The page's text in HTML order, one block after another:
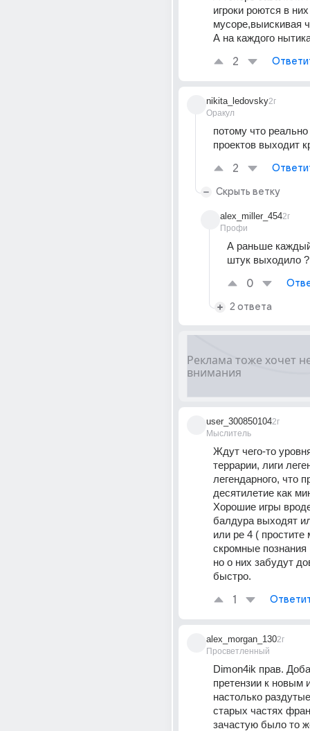
игроки роются в
мусоре,выискивая
А на каждого
2
nikita_ledovsky
Оракул
2г
потому что
проектов выходит
2
Скрыть ветку
alex_miller_454
Профи
2г
А раньше
штук выходило ?
0
2 ответа
user_300850104
Мыслитель
2г
Ждут чего-то
террарии, лиги
легендарного, что
десятилетие как
Хорошие игры
балдура выходят
или ре 4 ( простите
скромные познания
но о них забудут
быстро.
1
alex_morgan_130
Просветленный
2г
Dimon4ik прав.
претензии к новым
настолько
старых частях
зачастую было то